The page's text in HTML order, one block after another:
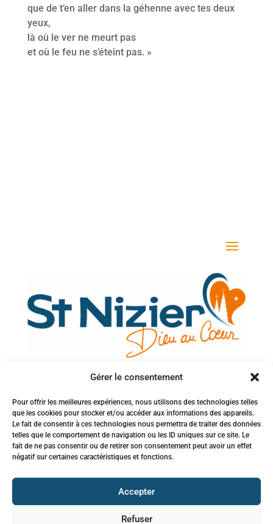
Gérer le consentement
Pour offrir les meilleures expériences, nous utilisons des technologies telles
que les cookies pour stocker et/ou accéder aux informations des appareils.
Le fait de consentir à ces technologies nous permettra de traiter des données
telles que le comportement de navigation ou les ID uniques sur ce site. Le
fait de ne pas consentir ou de retirer son consentement peut avoir un effet
négatif sur certaines caractéristiques et fonctions.
Accepter
Refuser
que de t’en aller dans la géhenne avec tes deux
yeux,
là où le ver ne meurt pas
et où le feu ne s’éteint pas. »
Votre adresse e-mail
Inscription à la newsletter